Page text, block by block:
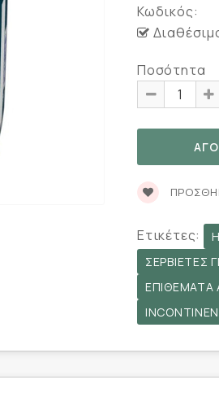
Κωδικός:
Ποσότητα
Ετικέτες:
ΣΕΡΒΙΈΤΕΣ
ΕΠΙΘΈΜΑΤΑ